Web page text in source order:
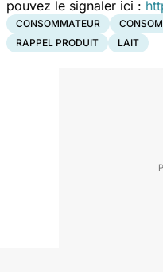
pouvez le signaler ici :
CONSOMMATEUR
RAPPEL PRODUIT
LAIT